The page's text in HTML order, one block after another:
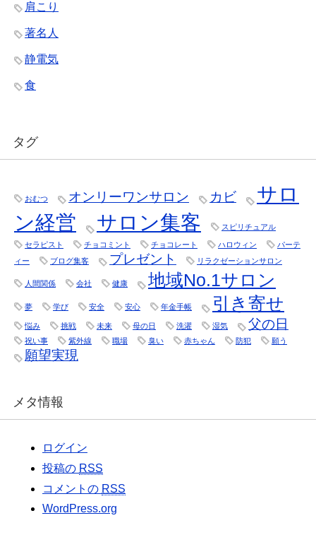
肩こり
著名人
静電気
食
タグ
おむつ オンリーワンサロン カビ
サロ
ン経営
サロン集客 スピリチュアル
セラピスト チョコミント チョコレート ハロウィン
パーテ
ィー
ブログ集客 プレゼント リラクゼーションサロン
人間関係 会社 健康 地域No.1サロン
夢 学び 安全 安心 年金手帳 引き寄せ
悩み 挑戦 未来 母の日 洗濯 湿気 父の日
祝い事 紫外線 職場 臭い 赤ちゃん 防犯 願う
願望実現
メタ情報
ログイン
投稿の RSS
コメントの RSS
WordPress.org